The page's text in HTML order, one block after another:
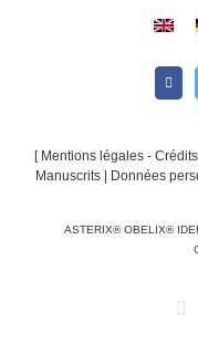
[ Mentions légales -
Manuscrits
Données
ASTERIX® OBELIX®